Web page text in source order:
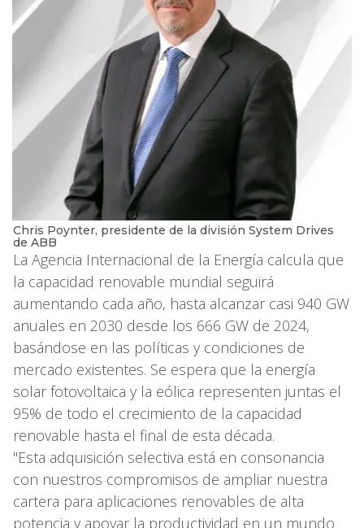
Chris Poynter, presidente de la división System Drives
de ABB
La Agencia Internacional de la Energía calcula que
la capacidad renovable mundial seguirá
aumentando cada año, hasta alcanzar casi 940 GW
anuales en 2030 desde los 666 GW de 2024,
basándose en las políticas y condiciones de
mercado existentes. Se espera que la energía
solar fotovoltaica y la eólica representen juntas el
95% de todo el crecimiento de la capacidad
renovable hasta el final de esta década.
"Esta adquisición selectiva está en consonancia
con nuestros compromisos de ampliar nuestra
cartera para aplicaciones renovables de alta
potencia y apoyar la productividad en un mundo